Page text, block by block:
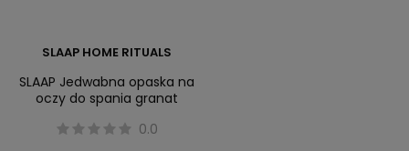
SLAAP HOME RITUALS
SLAAP Jedwabna opaska na
oczy do spania granat
0.0